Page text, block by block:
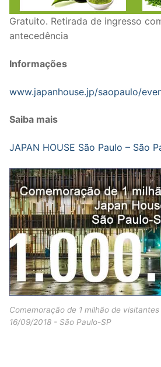
Gratuito. Retirada de ingresso
antecedência
Informações
www.japanhouse.jp/saopaulo/
Saiba mais
JAPAN HOUSE São Paulo – São
Comemoração de 1 milhão de
16/09/2018 - São Paulo-SP